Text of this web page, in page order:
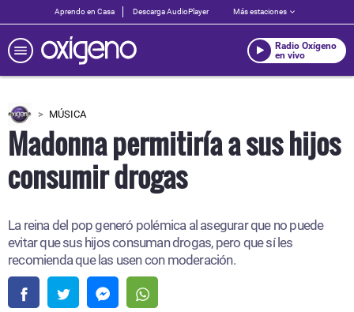
Aprendo en Casa Descarga AudioPlayer Más estaciones
Radio Oxígeno
en vivo
MÚSICA
Madonna permitiría a sus hijos
consumir drogas
La reina del pop generó polémica al asegurar que no puede
evitar que sus hijos consuman drogas, pero que sí les
recomienda que las usen con moderación.